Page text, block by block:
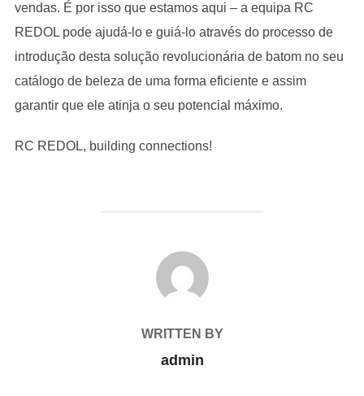
vendas. É por isso que estamos aqui – a equipa RC
REDOL pode ajudá-lo e guiá-lo através do processo de
introdução desta solução revolucionária de batom no seu
catálogo de beleza de uma forma eficiente e assim
garantir que ele atinja o seu potencial máximo.
RC REDOL, building connections!
POST AUTHOR
WRITTEN BY
admin